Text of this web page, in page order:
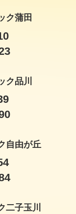
ク蒲田
品川
自由が丘
子玉川